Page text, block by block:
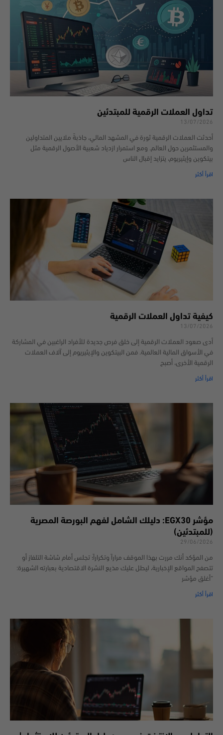
تداول العملات الرقمية للمبتدئين
13/07/2026
أحدثت العملات الرقمية ثورة في المشهد المالي، جاذبةً ملايين المتداولين
والمستثمرين حول العالم. ومع استمرار ازدياد شعبية الأصول الرقمية مثل
بيتكوين وإيثيريوم، يتزايد إقبال الناس
اقرأ أكثر
كيفية تداول العملات الرقمية
13/07/2026
أدى صعود العملات الرقمية إلى خلق فرص جديدة للأفراد الراغبين في المشاركة
في الأسواق المالية العالمية. فمن البيتكوين والإيثيريوم إلى آلاف العملات
الرقمية الأخرى، أصبح
اقرأ أكثر
مؤشر EGX30: دليلك الشامل لفهم البورصة المصرية
(للمبتدئين)
29/06/2026
من المؤكد أنك مررت بهذا الموقف مراراً وتكراراً؛ تجلس أمام شاشة التلفاز أو
تتصفح المواقع الإخبارية، ليطل عليك مذيع النشرة الاقتصادية بعبارته الشهيرة:
“أغلق مؤشر
اقرأ أكثر